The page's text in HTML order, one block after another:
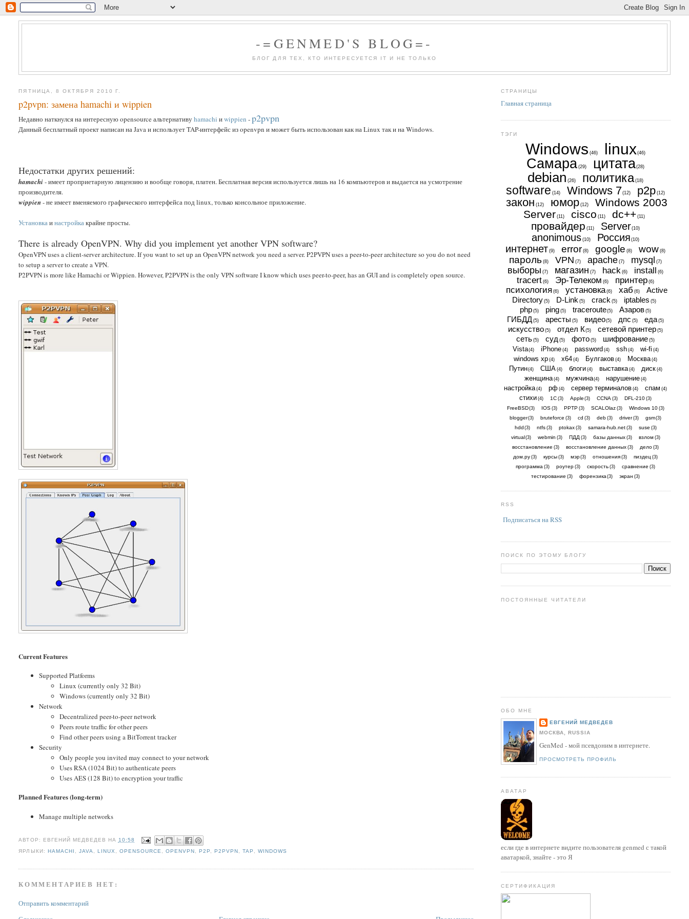
-=GENMED'S BLOG=-
БЛОГ ДЛЯ ТЕХ, КТО ИНТЕРЕСУЕТСЯ IT И НЕ ТОЛЬКО
ПЯТНИЦА, 8 ОКТЯБРЯ 2010 Г.
p2pvpn: замена hamachi и wippien
Недавно наткнулся на интересную opensource альтернативуhamachi иwippien -p2pvpn
Данный бесплатный проект написан на Java и использует TAP-интерфейс из openvpn и может быть использован как на Linux так и на Windows.
Недостатки других решений:
hamachi- имеет проприетарную лицензию и вообще говоря, платен. Бесплатная версия используется лишь на 16 компьютеров и выдается на усмотрение
производителя.
wippien- не имеет вменяемого графического интерфейса под linux, только консольное приложение.
Установкаинастройкакрайне просты.
There is already OpenVPN. Why did you implement yet another VPN software?
OpenVPN uses a client-server architecture. If you want to set up an OpenVPN network you need a server. P2PVPN uses a peer-to-peer architecture so you do not need
to setup a server to create a VPN.
P2PVPN is more like Hamachi or Wippien. However, P2PVPN is the only VPN software I know which uses peer-to-peer, has an GUI and is completely open source.
Current Features
Supported Platforms
Linux (currently only 32 Bit)
Windows (currently only 32 Bit)
Network
Decentralized peer-to-peer network
Peers route traffic for other peers
Find other peers using a BitTorrent tracker
Security
Only people you invited may connect to your network
Uses RSA (1024 Bit) to authenticate peers
Uses AES (128 Bit) to encryption your traffic
Planned Features (long-term)
Manage multiple networks
АВТОР: ЕВГЕНИЙ МЕДВЕДЕВ НА 10:58
ЯРЛЫКИ:
HAMACHI , JAVA, LINUX, OPENSOURCE,OPENVPN , P2P, P2PVPN ,TAP , WINDOWS
КОММЕНТАРИЕВ НЕТ:
Отправить комментарий
СТРАНИЦЫ
Главная страница
ТЭГИ
Windows (46) linux (46)
Самара (29) цитата(28)
debian (26) политика(18)
software (14) Windows 7(12) p2p (12)
закон (12) юмор (12)
Windows 2003
Server (11) cisco (11) dc++ (11)
провайдер (11) Server(10)
anonimous (10) Россия (10)
интернет (9) error (8) google (8) wow (8)
пароль (8) VPN (7) apache (7) mysql (7)
выборы (7) магазин (7) hack (6) install (6)
tracert (6) Эр-Телеком (6) принтер (6)
психология (6) установка(6) хаб (6)
Active
Directory (5) D-Link (5) crack (5) iptables (5)
php (5) ping (5) traceroute(5) Азаров (5)
ГИБДД (5) аресты (5) видео(5) дпс (5) еда (5)
искусство (5) отдел К (5) сетевой принтер (5)
сеть (5) суд (5) фото (5) шифрование (5)
Vista(4) iPhone (4) password (4) ssh (4) wi-fi (4)
windows xp (4) x64 (4) Булгаков (4) Москва (4)
Путин(4) США (4) блоги (4) выставка (4) диск (4)
женщина (4) мужчина(4) нарушение (4)
настройка(4) рф (4) сервер терминалов (4) спам (4)
стихи (4) 1С (3) Apple (3) CCNA (3) DFL-210 (3)
FreeBSD(3) IOS (3) PPTP (3) SCALOlaz (3) Windows 10 (3)
blogger(3) bruteforce (3) cd (3) deb (3) driver (3) gsm(3)
hdd (3) ntfs (3) ptokax (3) samara-hub.net (3) suse (3)
virtual(3) webmin (3) ПДД (3) базы данных (3) взлом (3)
восстановление (3) восстановление данных (3) дело (3)
дом.ру (3) курсы (3) мэр(3) отношения (3) пиздец (3)
программа (3) роутер (3) скорость (3) сравнение (3)
тестирование (3) форензика (3) экран (3)
RSS
Подписаться на RSS
ПОИСК ПО ЭТОМУ БЛОГУ
ПОСТОЯННЫЕ ЧИТАТЕЛИ
ОБО МНЕ
ЕВГЕНИЙ МЕДВЕДЕВ
МОСКВА, RUSSIA
GenMed - мой псевдоним в интернете.
ПРОСМОТРЕТЬ ПРОФИЛЬ
АВАТАР
если где в интернете видите пользователя genmed с такой
аватаркой, знайте - это Я
СЕРТИФИКАЦИЯ